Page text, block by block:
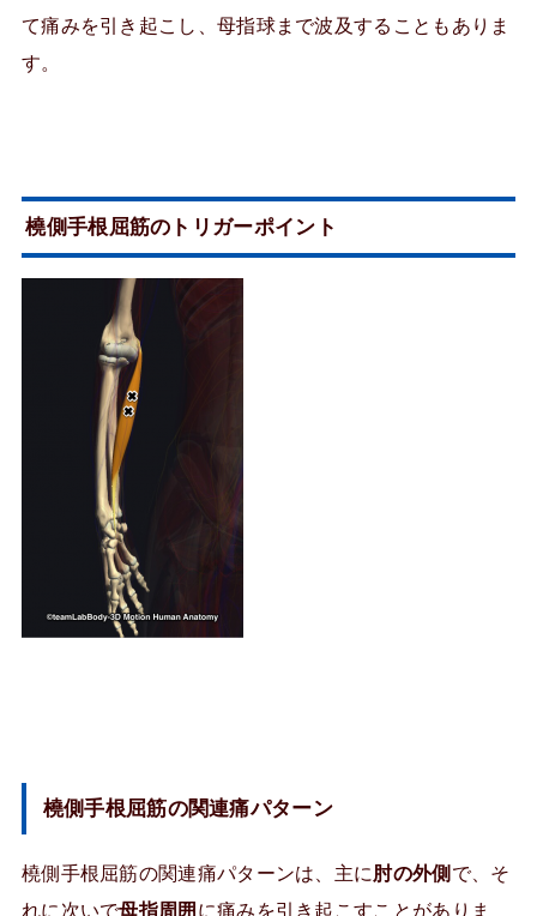
て痛みを引き起こし、母指球まで波及することもありま
す。
橈側手根屈筋のトリガーポイント
橈側手根屈筋の関連痛パターン
橈側手根屈筋の関連痛パターンは、主に肘の外側で、そ
れに次いで母指周囲 に痛みを引き起こすことがありま